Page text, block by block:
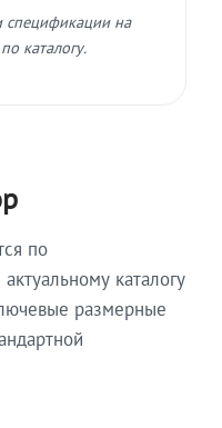
спецификации на
каталогу.
по
каталогу
размерные